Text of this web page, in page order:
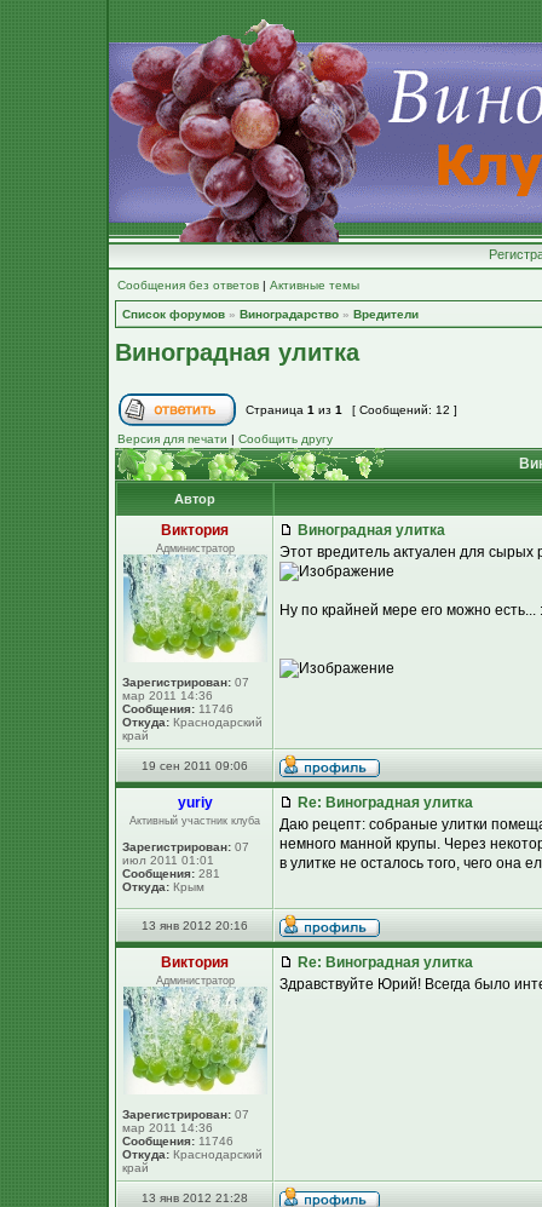
Сообщения без ответов | Активные темы
Список форумов » Виноградарство » Вредители
Виноградная улитка
Страница 1 из 1 [ Сообщений: 12 ]
Версия для печати | Сообщить другу
Автор
Виктория
Администратор
Зарегистрирован: 07
мар 2011 14:36
Сообщения: 11746
Откуда: Краснодарский
край
Виноградная улитка
Этот вредитель актуален для
Ну по крайней мере его можно есть...
19 сен 2011 09:06
yuriy
Активный участник клуба
Зарегистрирован: 07
июл 2011 01:01
Сообщения: 281
Откуда: Крым
Re: Виноградная улитка
Даю рецепт: собраные улитки
немного манной крупы. Через
в улитке не осталось того, чего она
13 янв 2012 20:16
Виктория
Администратор
Зарегистрирован: 07
мар 2011 14:36
Сообщения: 11746
Откуда: Краснодарский
край
Re: Виноградная улитка
Здравствуйте Юрий! Всегда было
13 янв 2012 21:28